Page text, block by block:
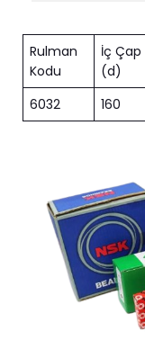
Rulman
Kodu
İç Çap
(d)
6032
160